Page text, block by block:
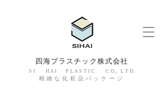
四海プラスチック株式会社
S I H A I P L A S T I C C O., L T D.
精緻な化粧品パッケージ